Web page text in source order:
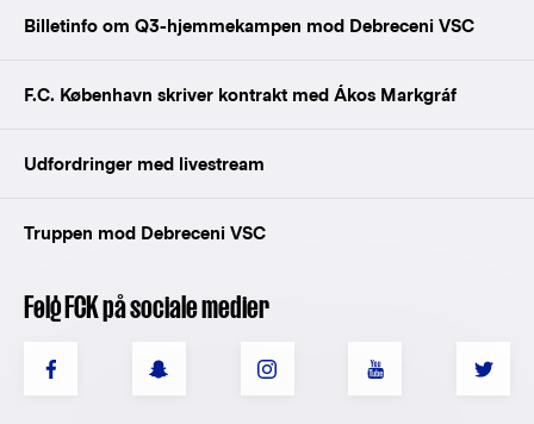
Billetinfo om Q3-hjemmekampen mod Debreceni VSC
F.C. København skriver kontrakt med Ákos Markgráf
Udfordringer med livestream
Truppen mod Debreceni VSC
Følg FCK på sociale medier